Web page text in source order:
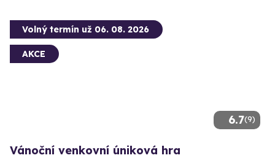
6.7(9)
Volný termín už 06. 08. 2026
AKCE
Vánoční venkovní úniková hra